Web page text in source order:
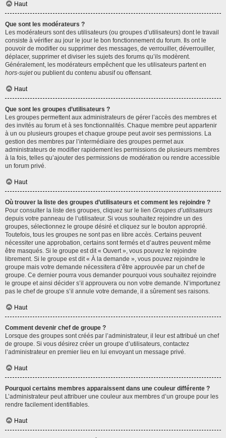
Haut
Que sont les modérateurs ?
Les modérateurs sont des utilisateurs (ou groupes d’utilisateurs) dont le travail
consiste à vérifier au jour le jour le bon fonctionnement du forum. Ils ont le
pouvoir de modifier ou supprimer des messages, de verrouiller, déverrouiller,
déplacer, supprimer et diviser les sujets des forums qu’ils modèrent.
Généralement, les modérateurs empêchent que les utilisateurs partent en
hors-sujetou publient du contenu abusif ou offensant.
Haut
Que sont les groupes d’utilisateurs ?
Les groupes permettent aux administrateurs de gérer l’accès des membres et
des invités au forum et à ses fonctionnalités. Chaque membre peut appartenir
à un ou plusieurs groupes et chaque groupe peut avoir ses permissions. La
gestion des membres par l’intermédiaire des groupes permet aux
administrateurs de modifier rapidement les permissions de plusieurs membres
à la fois, telles qu’ajouter des permissions de modération ou rendre accessible
un forum privé.
Haut
Où trouver la liste des groupes d’utilisateurs et comment les rejoindre ?
Pour consulter la liste des groupes, cliquez sur le lien Groupes d’utilisateurs
depuis votre panneau de l’utilisateur. Si vous souhaitez rejoindre un des
groupes, sélectionnez le groupe désiré et cliquez sur le bouton approprié.
Toutefois, tous les groupes ne sont pas en libre accès. Certains peuvent
nécessiter une approbation, certains sont fermés et d’autres peuvent même
être masqués. Si le groupe est dit « Ouvert », vous pouvez le rejoindre
librement. Si le groupe est dit « À la demande », vous pouvez rejoindre le
groupe mais votre demande nécessitera d’être approuvée par un chef de
groupe. Ce dernier pourra vous demander pourquoi vous souhaitez rejoindre
le groupe et ainsi décider s’il approuvera ou non votre demande. N’importunez
pas le chef de groupe s’il annule votre demande, il a sûrement ses raisons.
Haut
Comment devenir chef de groupe ?
Lorsque des groupes sont créés par l’administrateur, il leur est attribué un chef
de groupe. Si vous désirez créer un groupe d’utilisateurs, contactez
l’administrateur en premier lieu en lui envoyant un message privé.
Haut
Pourquoi certains membres apparaissent dans une couleur différente ?
L’administrateur peut attribuer une couleur aux membres d’un groupe pour les
rendre facilement identifiables.
Haut